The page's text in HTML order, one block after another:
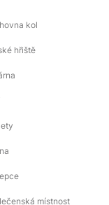
kol
hřiště
místnost